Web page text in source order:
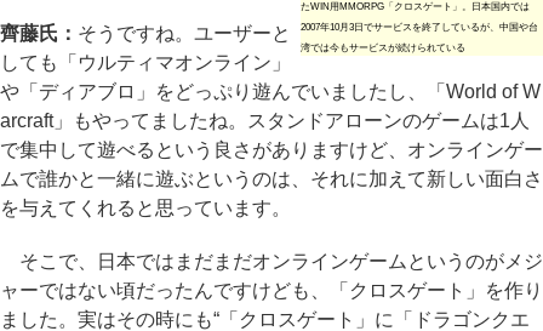
たWIN用MMORPG「クロスゲート」。日本国内では
2007年10月3日でサービスを終了しているが、中国や台
湾では今もサービスが続けられている
齊藤氏： そうですね。ユーザーと
しても「ウルティマオンライン」
や「ディアブロ」をどっぷり遊んでいましたし、「World of W
arcraft」もやってましたね。スタンドアローンのゲームは1人
で集中して遊べるという良さがありますけど、オンラインゲー
ムで誰かと一緒に遊ぶというのは、それに加えて新しい面白さ
を与えてくれると思っています。
そこで、日本ではまだまだオンラインゲームというのがメジ
ャーではない頃だったんですけども、「クロスゲート」を作り
ました。実はその時にも“「クロスゲート」に「ドラゴンクエ